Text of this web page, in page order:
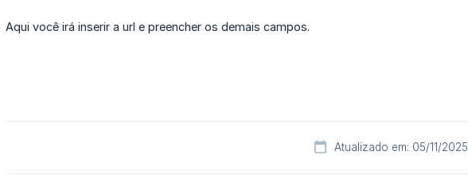
Aqui você irá inserir a url e preencher os demais campos.
Atualizado em: 05/11/2025